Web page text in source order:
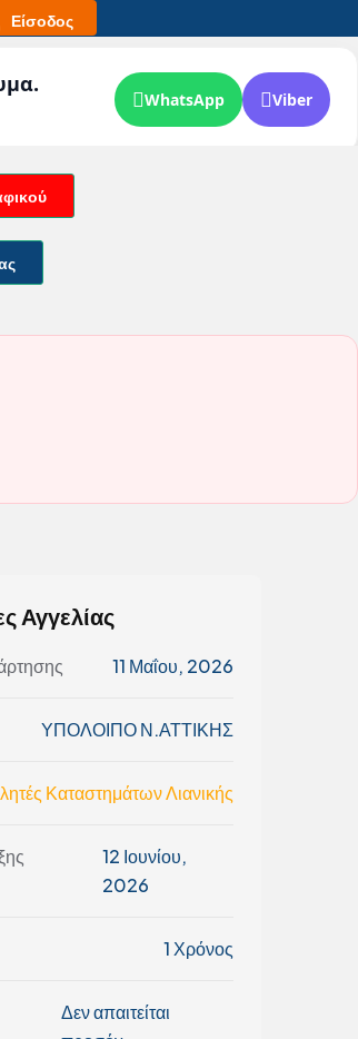
Είσοδος
WhatsApp Viber
Αγγελίας
11 Μαΐου, 2026
ΥΠΟΛΟΙΠΟ Ν.ΑΤΤΙΚΗΣ
Καταστημάτων Λιανικής
12 Ιουνίου,
2026
1 Χρόνος
Δεν απαιτείται